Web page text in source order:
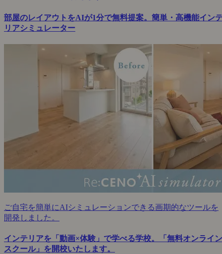
部屋のレイアウトをAIが1分で無料提案。簡単・高機能イン
リアシミュレーター
ご自宅を簡単にAIシミュレーションできる画期的なツールを
開発しました。
インテリアを「動画×体験」で学べる学校。「無料オンライン
スクール」を開校いたします。